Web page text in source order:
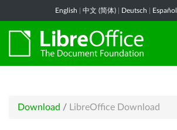
English 中文 (简体) Deutsch Español
Download / LibreOffice Download